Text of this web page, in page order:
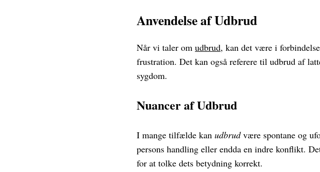
Anvendelse af Udbrud
Når vi taler om udbrud, kan det være i
frustration. Det kan også referere til udbrud af
sygdom.
Nuancer af Udbrud
I mange tilfælde kan udbrudvære spontane og
persons handling eller endda en indre konflikt.
for at tolke dets betydning korrekt.